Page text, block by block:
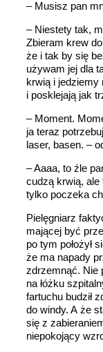
– Musisz pan
– Niestety tak,
Zbieram krew
że i tak by się
używam jej dla
krwią i jedziemy
i posklejają jak
– Moment.
ja teraz
laser, basen. –
– Aaaa, to źle
cudzą krwią, ale
tylko poczeka
Pielęgniarz
mającej być
po tym położył
że ma napady
zdrzemnąć. Nie
na łóżku
fartuchu budził
do windy. A że
się z
niepokojący